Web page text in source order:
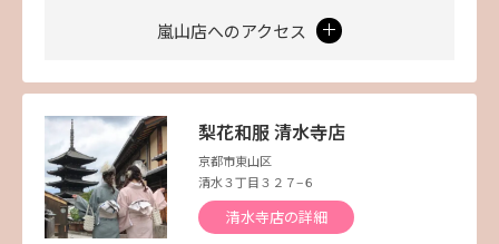
嵐山店へのアクセス
梨花和服 清水寺店
京都市東山区
清水３丁目３２７−６
清水寺店の詳細